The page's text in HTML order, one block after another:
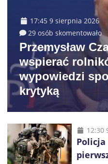
17:45 9 sierpnia 2026
29 osób skomentowało
Przemysław
wspierać
wypowiedzi
krytyką
12:30
Policja